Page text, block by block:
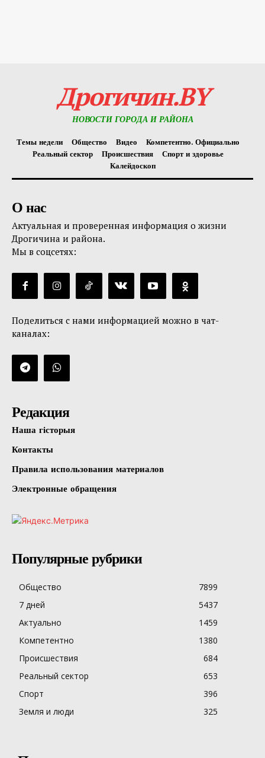
Дрогичин.BY
НОВОСТИ ГОРОДА И РАЙОНА
Темы недели Общество Видео
Компетентно. Официально
Реальный сектор
Происшествия
Спорт и здоровье
Калейдоскоп
О нас
Актуальная и проверенная информация о жизни
Дрогичина и района.
Мы в соцсетях:
Поделиться с нами информацией можно в чат-
каналах:
Редакция
Наша гісторыя
Контакты
Правила использования материалов
Электронные обращения
Популярные рубрики
Общество
7899
7 дней
5437
Актуально
1459
Компетентно
1380
Происшествия
684
Реальный сектор
653
Спорт
396
Земля и люди
325